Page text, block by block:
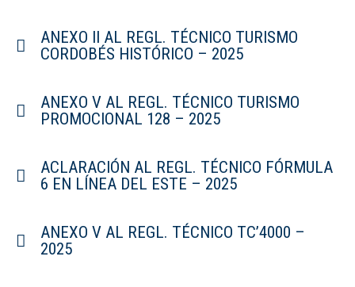
ANEXO II AL REGL. TÉCNICO TURISMO
CORDOBÉS HISTÓRICO – 2025
ANEXO V AL REGL. TÉCNICO TURISMO
PROMOCIONAL 128 – 2025
ACLARACIÓN AL REGL. TÉCNICO FÓRMULA
6 EN LÍNEA DEL ESTE – 2025
ANEXO V AL REGL. TÉCNICO TC’4000 –
2025